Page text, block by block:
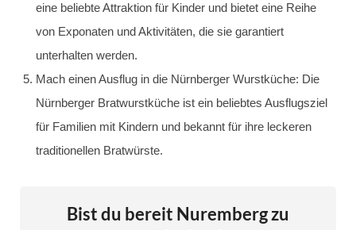
eine beliebte Attraktion für Kinder und bietet eine Reihe
von Exponaten und Aktivitäten, die sie garantiert
unterhalten werden.
Mach einen Ausflug in die Nürnberger Wurstküche: Die
Nürnberger Bratwurstküche ist ein beliebtes Ausflugsziel
für Familien mit Kindern und bekannt für ihre leckeren
traditionellen Bratwürste.
Bist du bereit Nuremberg zu